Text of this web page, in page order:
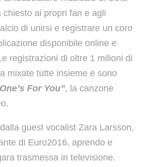
chiesto ai propri fan e agli
di unirsi e registrare un coro
disponibile online e
registrazioni di oltre 1 milioni di
mixate tutte insieme e sono
For You”, la canzone
guest vocalist Zara Larsson,
di Euro2016, aprendo e
trasmessa in televisione.